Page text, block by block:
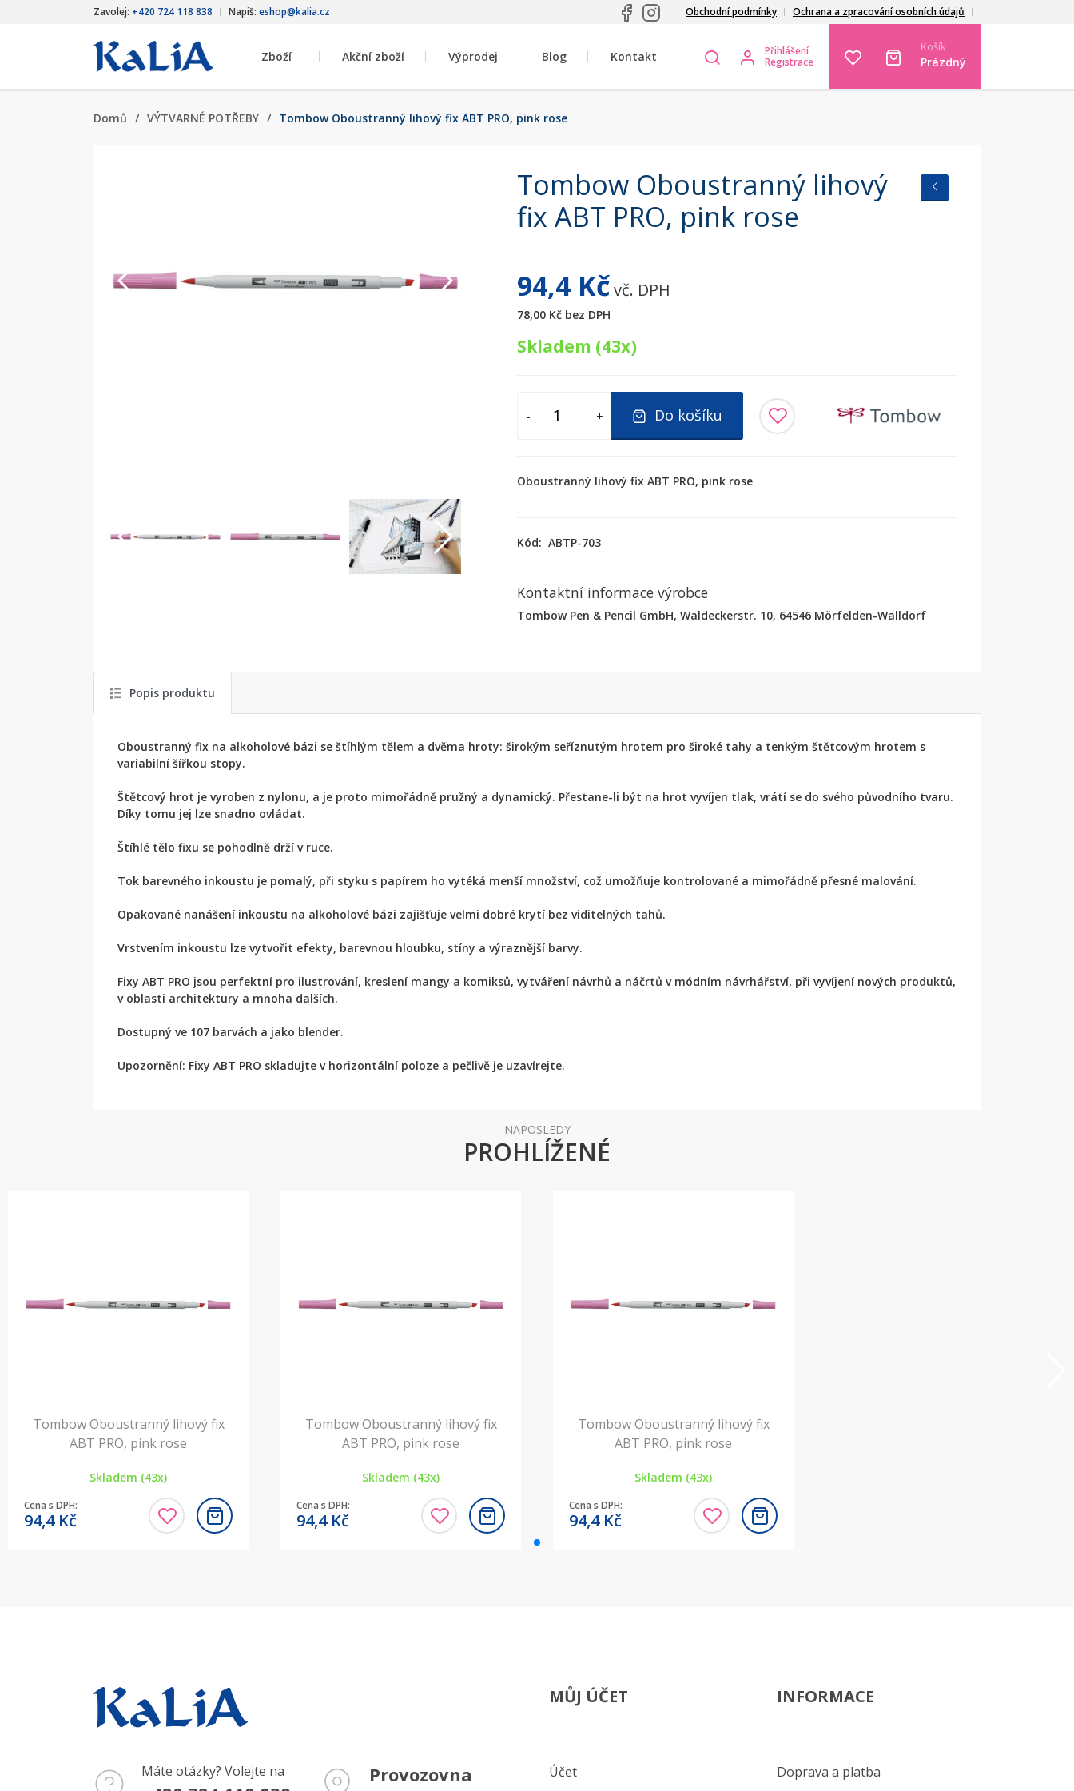
Zavolej: +420 724 118 838 Napiš: eshop@kalia.cz Obchodní podmínky Ochrana a zpracování osobních údajů
Zboží Akční zboží Výprodej Blog Kontakt
Přihlášení
Registrace
Košík
Prázdný
Domů / VÝTVARNÉ POTŘEBY / Tombow Oboustranný lihový fix ABT PRO, pink rose
Tombow Oboustranný lihový
fix ABT PRO, pink rose
94,4 Kčvč. DPH
78,00 Kč bez DPH
Skladem (43x)
- + Do košíku
Oboustranný lihový fix ABT PRO, pink rose
Kód: ABTP-703
Kontaktní informace výrobce
Tombow Pen & Pencil GmbH, Waldeckerstr. 10, 64546 Mörfelden-Walldorf
Popis produktu
Oboustranný fix na alkoholové bázi se štíhlým tělem a dvěma hroty: širokým seříznutým hrotem pro široké tahy a tenkým štětcovým hrotem s
variabilní šířkou stopy.
Štětcový hrot je vyroben z nylonu, a je proto mimořádně pružný a dynamický. Přestane-li být na hrot vyvíjen tlak, vrátí se do svého původního tvaru.
Díky tomu jej lze snadno ovládat.
Štíhlé tělo fixu se pohodlně drží v ruce.
Tok barevného inkoustu je pomalý, při styku s papírem ho vytéká menší množství, což umožňuje kontrolované a mimořádně přesné malování.
Opakované nanášení inkoustu na alkoholové bázi zajišťuje velmi dobré krytí bez viditelných tahů.
Vrstvením inkoustu lze vytvořit efekty, barevnou hloubku, stíny a výraznější barvy.
Fixy ABT PRO jsou perfektní pro ilustrování, kreslení mangy a komiksů, vytváření návrhů a náčrtů v módním návrhářství, při vyvíjení nových produktů,
v oblasti architektury a mnoha dalších.
Dostupný ve 107 barvách a jako blender.
Upozornění: Fixy ABT PRO skladujte v horizontální poloze a pečlivě je uzavírejte.
NAPOSLEDY
PROHLÍŽENÉ
Tombow Oboustranný lihový fix
ABT PRO, pink rose
Skladem (43x)
Cena s DPH:
94,4 Kč
Tombow Oboustranný lihový fix
ABT PRO, pink rose
Skladem (43x)
Cena s DPH:
94,4 Kč
Tombow Oboustranný lihový fix
ABT PRO, pink rose
Skladem (43x)
Cena s DPH:
94,4 Kč
Máte otázky? Volejte na Provozovna
MŮJ ÚČET
Účet
INFORMACE
Doprava a platba